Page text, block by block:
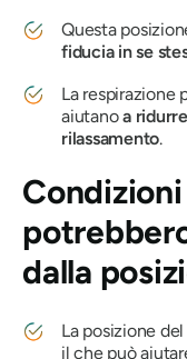
Questa
fiducia in se
La respirazione
aiutanoa
rilassamento.
dalla
La posizione
il che può